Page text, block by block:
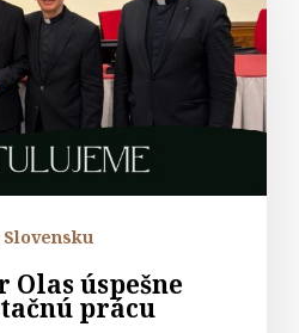
úspešne
prácu